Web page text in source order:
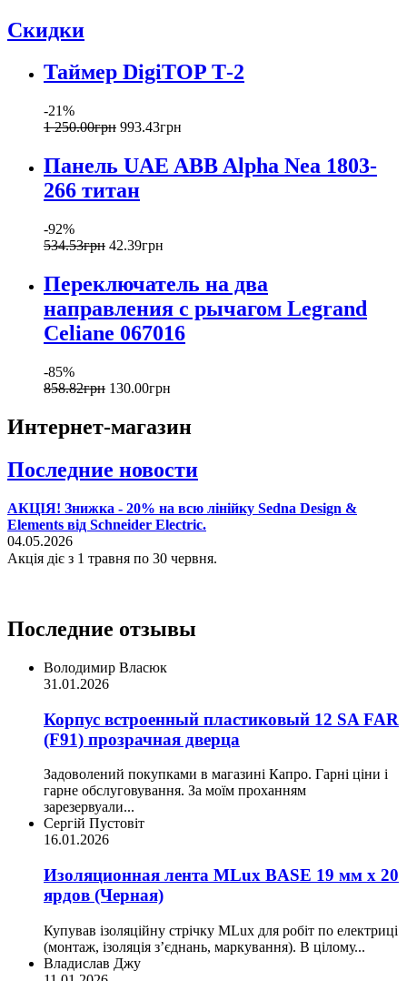
Скидки
Таймер DigiTOP Т-2
-21%
1 250.00грн 993.43грн
Панель UAE ABB Alpha Nea 1803-
266 титан
-92%
534.53грн 42.39грн
Переключатель на два
направления с рычагом Legrand
Celiane 067016
-85%
858.82грн 130.00грн
Интернет-магазин
Последние новости
АКЦІЯ! Знижка - 20% на всю лінійку Sedna Design &
Elements від Schneider Electric.
04.05.2026
Акція діє з 1 травня по 30 червня.
Последние отзывы
Володимир Власюк
31.01.2026
Корпус встроенный пластиковый 12 SA FAR
(F91) прозрачная дверца
Задоволений покупками в магазині Капро. Гарні ціни і
гарне обслуговування. За моїм проханням
зарезервуали...
Сергій Пустовіт
16.01.2026
Изоляционная лента MLux BASE 19 мм х 20
ярдов (Черная)
Купував ізоляційну стрічку MLux для робіт по електриці
(монтаж, ізоляція з’єднань, маркування). В цілому...
Владислав Джу